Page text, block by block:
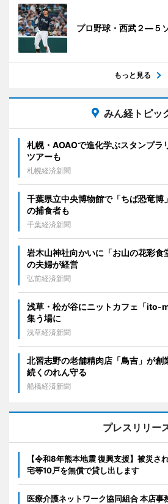
プロ野球・西武２―５
もっと見る
みん経トピッ
札幌・AOAOで進化学ぶスタンプ
ツアーも
札幌経済新聞
千葉県立中央博物館で「ちば恐竜
の捕食者も
千葉経済新聞
岩木山神社向かいに「お山の花彩
の夫婦が経営
弘前経済新聞
浅草・松が谷にニットカフェ「
集う場に
浅草経済新聞
北習志野の老舗精肉店「鳥吉」が
続くのれん守る
船橋経済新聞
プレスリリー
【令和8年熊本地震 復興支援】被災さ
宅等10戸を無償で貸し出します
医療介護ネットワーク協同組合 本店